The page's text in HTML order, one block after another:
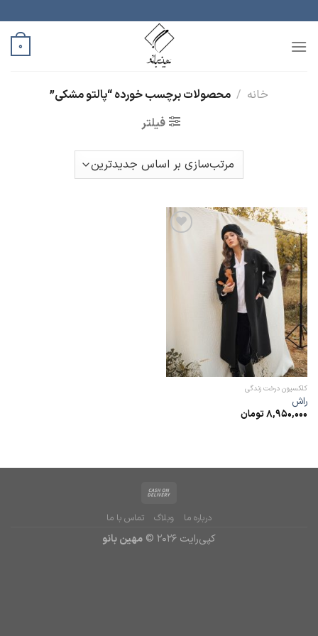
به
محتوا
0
خانه / محصولات برچسب خورده “پالتو مشکی”
فیلتر
کلکسیون درخت زندگی
راش
8,950,000تومان
درباره ما وبلاگ تماس با ما
کپی‌رایت 2026 © مهین بانو